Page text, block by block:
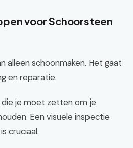
voor Schoorsteen
alleen schoonmaken. Het gaat
en reparatie.
je moet zetten om je
Een visuele inspectie
cruciaal.